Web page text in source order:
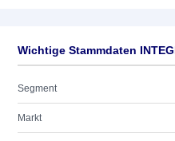
Wichtige Stammdaten
Segment
Markt